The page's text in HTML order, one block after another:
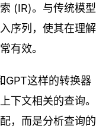
(IR)。与传统模型
序列，使其在理解
有效。
GPT这样的转换器
下文相关的查询。
，而是分析查询的